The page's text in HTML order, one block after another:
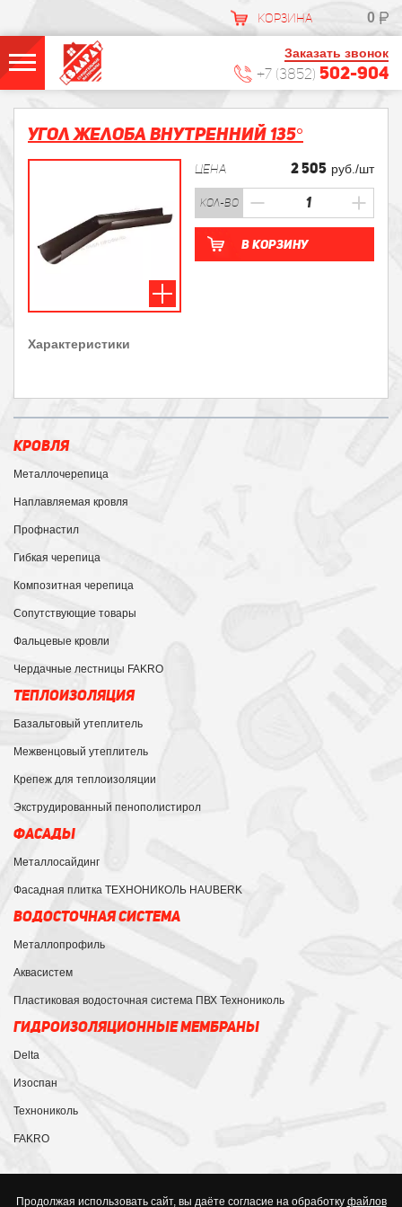
КОРЗИНА 0
Заказать звонок
+7 (3852) 502-904
Угол желоба внутренний 135°
ЦЕНА 2 505 руб./шт
кол-во
В корзину
Характеристики
КРОВЛЯ
Металлочерепица
Наплавляемая кровля
Профнастил
Гибкая черепица
Композитная черепица
Сопутствующие товары
Фальцевые кровли
Чердачные лестницы FAKRO
ТЕПЛОИЗОЛЯЦИЯ
Базальтовый утеплитель
Межвенцовый утеплитель
Крепеж для теплоизоляции
Экструдированный пенополистирол
ФАСАДЫ
Металлосайдинг
Фасадная плитка ТЕХНОНИКОЛЬ HAUBERK
ВОДОСТОЧНАЯ СИСТЕМА
Металлопрофиль
Аквасистем
Пластиковая водосточная система ПВХ Технониколь
ГИДРОИЗОЛЯЦИОННЫЕ МЕМБРАНЫ
Delta
Изоспан
Технониколь
FAKRO
Продолжая использовать сайт, вы даёте согласие на обработку файлов